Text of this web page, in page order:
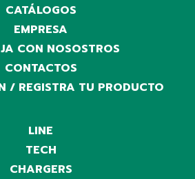
CATÁLOGOS
EMPRESA
CON NOSOSTROS
CONTACTOS
/ REGISTRA TU PRODUCTO
LINE
TECH
CHARGERS